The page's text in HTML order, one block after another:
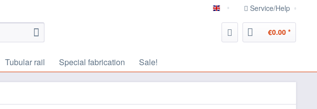
english Service/Help
€0.00 *
Tubular rail Special fabrication Sale!